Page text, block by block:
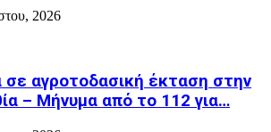
2026
αγροτοδασική έκταση στην
– Μήνυμα από το 112 για…